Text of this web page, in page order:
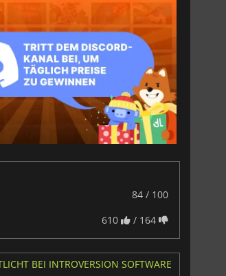
84 / 100
610 / 164
BEI INTROVERSION SOFTWARE